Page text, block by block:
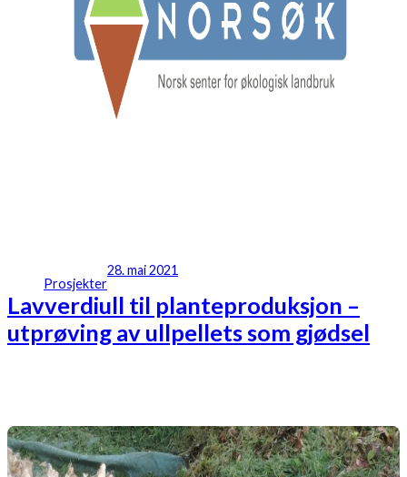
Prosjekter
28. mai 2021
Lavverdiull til planteproduksjon –
utprøving av ullpellets som gjødsel